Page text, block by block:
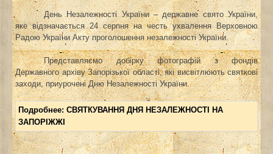
День Незалежності України – державне свято України,
яке відзначається 24 серпня на честь ухвалення Верховною
Радою України Акту проголошення незалежності України.
Представляємо добірку фотографій з фондів
Державного архіву Запорізької області, які висвітлюють святкові
заходи, приурочені Дню Незалежності України.
Подробнее: СВЯТКУВАННЯ ДНЯ НЕЗАЛЕЖНОСТІ НА
ЗАПОРІЖЖІ